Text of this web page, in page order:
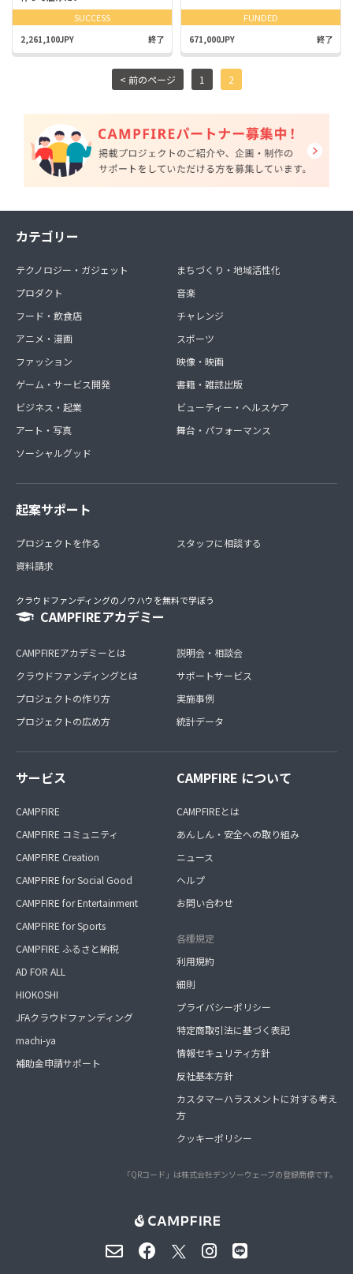
SUCCESS
2,261,100JPY 終了
FUNDED
671,000JPY 終了
< 前のページ 1 2
カテゴリー
テクノロジー・ガジェット
プロダクト
フード・飲食店
アニメ・漫画
ファッション
ゲーム・サービス開発
ビジネス・起業
アート・写真
ソーシャルグッド
まちづくり・地域活性化
音楽
チャレンジ
スポーツ
映像・映画
書籍・雑誌出版
ビューティー・ヘルスケア
舞台・パフォーマンス
起案サポート
プロジェクトを作る
資料請求
スタッフに相談する
クラウドファンディングのノウハウを無料で学ぼう
CAMPFIREアカデミー
CAMPFIREアカデミーとは
クラウドファンディングとは
プロジェクトの作り方
プロジェクトの広め方
説明会・相談会
サポートサービス
実施事例
統計データ
サービス
CAMPFIRE
CAMPFIRE コミュニティ
CAMPFIRE Creation
CAMPFIRE for Social Good
CAMPFIRE for Entertainment
CAMPFIRE for Sports
CAMPFIRE ふるさと納税
AD FOR ALL
HIOKOSHI
JFAクラウドファンディング
machi-ya
補助金申請サポート
CAMPFIRE について
CAMPFIREとは
あんしん・安全への取り組み
ニュース
ヘルプ
お問い合わせ
各種規定
利用規約
細則
プライバシーポリシー
特定商取引法に基づく表記
情報セキュリティ方針
反社基本方針
カスタマーハラスメントに対する考え
方
クッキーポリシー
「QRコード」は株式会社デンソーウェーブの登録商標です。